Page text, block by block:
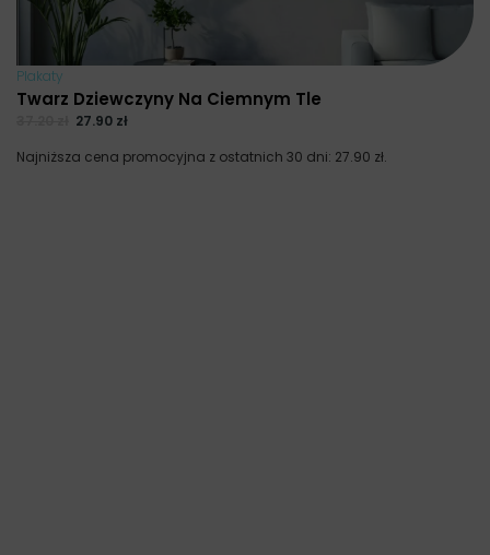
Plakaty
Twarz Dziewczyny Na Ciemnym Tle
27.90 zł
Najniższa cena promocyjna z ostatnich 30 dni: 27.90 zł.